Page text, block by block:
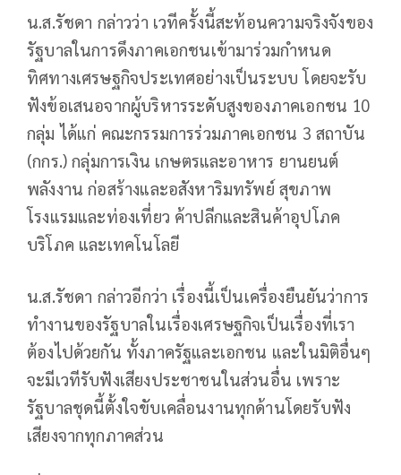
น.ส.รัชดา กล่าวว่า เวทีครั้งนี้สะท้อนความจริงจังของ
รัฐบาลในการดึงภาคเอกชนเข้ามาร่วมกำหนด
ทิศทางเศรษฐกิจประเทศอย่างเป็นระบบ โดยจะรับ
ฟังข้อเสนอจากผู้บริหารระดับสูงของภาคเอกชน 10
กลุ่ม ได้แก่ คณะกรรมการร่วมภาคเอกชน 3 สถาบัน
(กกร.) กลุ่มการเงิน เกษตรและอาหาร ยานยนต์
พลังงาน ก่อสร้างและอสังหาริมทรัพย์ สุขภาพ
โรงแรมและท่องเที่ยว ค้าปลีกและสินค้าอุปโภค
บริโภค และเทคโนโลยี
น.ส.รัชดา กล่าวอีกว่า เรื่องนี้เป็นเครื่องยืนยันว่าการ
ทำงานของรัฐบาลในเรื่องเศรษฐกิจเป็นเรื่องที่เรา
ต้องไปด้วยกัน ทั้งภาครัฐและเอกชน และในมิติอื่นๆ
จะมีเวทีรับฟังเสียงประชาชนในส่วนอื่น เพราะ
รัฐบาลชุดนี้ตั้งใจขับเคลื่อนงานทุกด้านโดยรับฟัง
เสียงจากทุกภาคส่วน